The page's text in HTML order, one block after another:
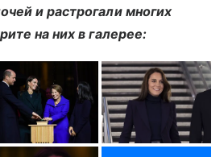
и растрогали многих
на них в галерее: